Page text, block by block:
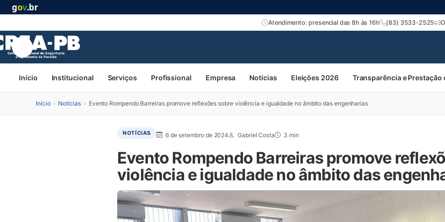
gov.br
Atendimento: presencial das 8h às 16h (83) 3533-2525
Início Institucional Serviços Profissional Empresa Notícias Eleições 2026 Transparência e Prestação
Início › Notícias › Evento Rompendo Barreiras promove reflexões sobre violência e igualdade no âmbito das engenharias
NOTÍCIAS 6 de setembro de 2024 Gabriel Costa 3 min
Evento Rompendo Barreiras promove
violência e igualdade no âmbito das